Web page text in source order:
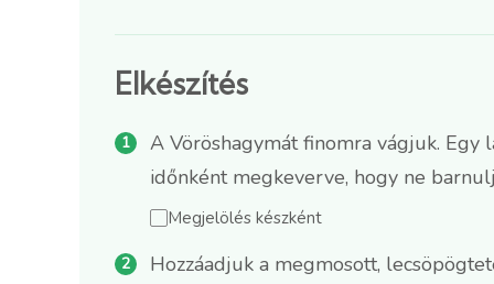
Elkészítés
A Vöröshagymát finomra vágjuk.
időnként megkeverve, hogy ne
Megjelölés készként
Hozzáadjuk a megmosott,